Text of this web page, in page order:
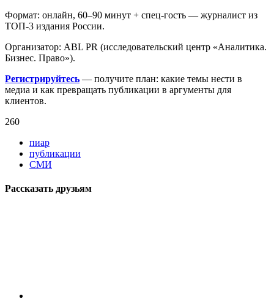
Формат: онлайн, 60–90 минут + спец-гость — журналист из
ТОП-3 издания России.
Организатор: ABL PR (исследовательский центр «Аналитика.
Бизнес. Право»).
Регистрируйтесь — получите план: какие темы нести в
медиа и как превращать публикации в аргументы для
клиентов.
260
пиар
публикации
СМИ
Рассказать друзьям